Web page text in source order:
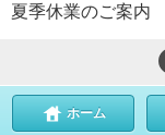
夏季休業のご案内
ホーム